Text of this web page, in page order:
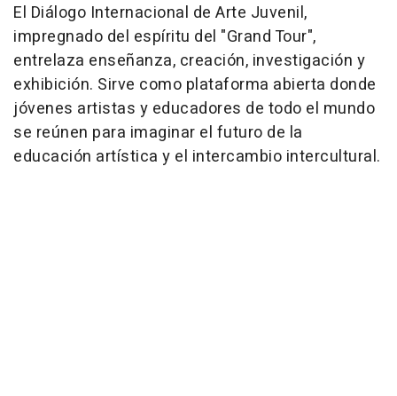
El Diálogo Internacional de Arte Juvenil,
impregnado del espíritu del "Grand Tour",
entrelaza enseñanza, creación, investigación y
exhibición. Sirve como plataforma abierta donde
jóvenes artistas y educadores de todo el mundo
se reúnen para imaginar el futuro de la
educación artística y el intercambio intercultural.